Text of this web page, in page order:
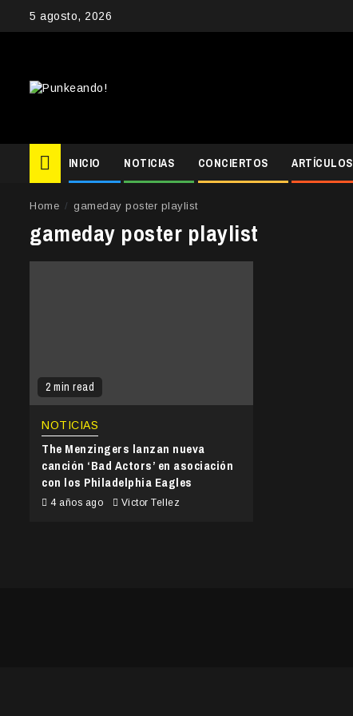
5 agosto, 2026
INICIO NOTICIAS CONCIERTOS ARTÍCULOS
Home gameday poster playlist
gameday poster playlist
2 min read
NOTICIAS
The Menzingers lanzan nueva
canción ‘Bad Actors’ en asociación
con los Philadelphia Eagles
4 años ago Victor Tellez